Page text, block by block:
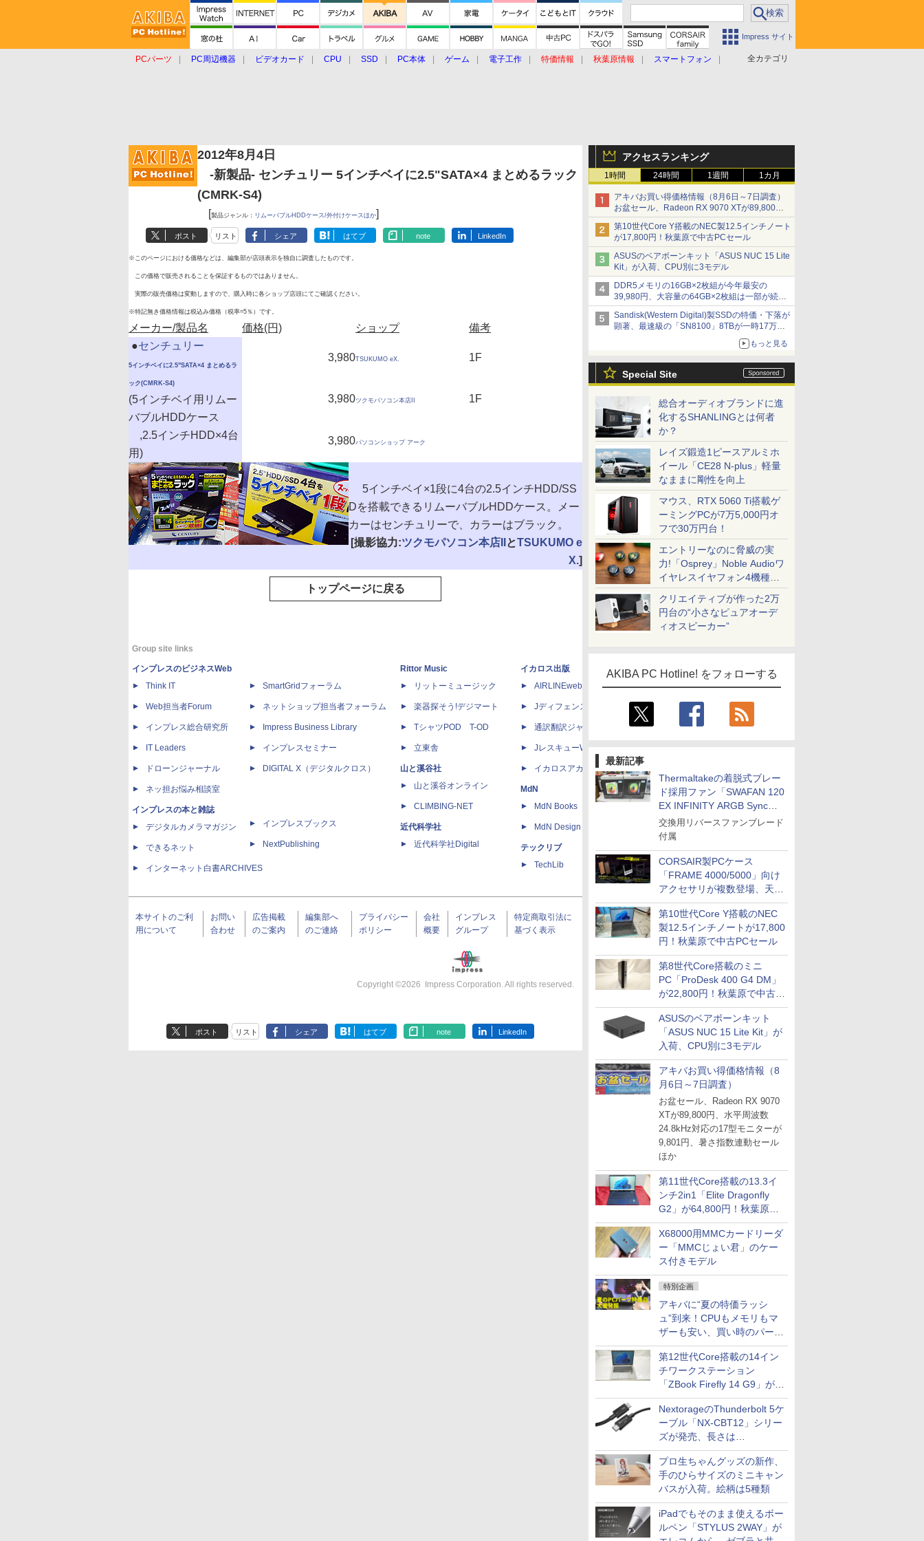
Impress サイト
全カテゴリ
PCパーツ PC周辺機器 ビデオカード CPU SSD PC本体 ゲーム 電子工作 特価情報 秋葉原情報
スマートフォン
アクセスランキング
1時間 24時間 1週間 1カ月
アキバお買い得価格情報（8月6日～7日調査）
お盆セール、Radeon RX 9070 XTが89,800
円、水平周波数24.8kHz対応の17型モニターが
9,801円、暑さ指数連動セール ほか
第10世代Core Y搭載のNEC製12.5インチノート
が17,800円！秋葉原で中古PCセール
ASUSのベアボーンキット「ASUS NUC 15 Lite
Kit」が入荷、CPU別に3モデル
DDR5メモリの16GB×2枚組が今年最安の
39,980円、大容量の64GB×2枚組は一部が続騰
[8月前半のメモリ価格]
Sandisk(Western Digital)製SSDの特価・下落が
顕著、最速級の「SN8100」8TBが一時17万円
もっと見る
Special Site
総合オーディオブランドに進
化するSHANLINGとは何者
か？
レイズ鍛造1ピースアルミホ
イール「CE28 N-plus」軽量
なままに剛性を向上
マウス、RTX 5060 Ti搭載ゲ
ーミングPCが7万5,000円オ
フで30万円台！
エントリーなのに脅威の実
力!「Osprey」Noble Audioワ
イヤレスイヤフォン4機種を
一気に聴く
クリエイティブが作った2万
円台の“小さなピュアオーデ
ィオスピーカー”
AKIBA PC Hotline! をフォローする
最新記事
Thermaltakeの着脱式ブレー
ド採用ファン「SWAFAN 120
EX INFINITY ARGB Sync」
に単品パッケージ
交換用リバースファンブレード
付属
CORSAIR製PCケース
「FRAME 4000/5000」向け
アクセサリが複数登場、天然
木製パネルや背面コネクタ対
応トレイなど
第10世代Core Y搭載のNEC
製12.5インチノートが17,800
円！秋葉原で中古PCセール
第8世代Core搭載のミニ
PC「ProDesk 400 G4 DM」
が22,800円！秋葉原で中古
PCセール
ASUSのベアボーンキット
「ASUS NUC 15 Lite Kit」が
入荷、CPU別に3モデル
アキバお買い得価格情報（8
月6日～7日調査）
お盆セール、Radeon RX 9070
XTが89,800円、水平周波数
24.8kHz対応の17型モニターが
9,801円、暑さ指数連動セール
ほか
第11世代Core搭載の13.3イ
ンチ2in1「Elite Dragonfly
G2」が64,800円！秋葉原で
中古PCセール
X68000用MMCカードリーダ
ー「MMCじょい君」のケー
ス付きモデル
特別企画
アキバに“夏の特価ラッシ
ュ”到来！CPUもメモリもマ
ザーも安い、買い時のパーツ
は？【8月7日(金)22時配信】
第12世代Core搭載の14イン
チワークステーション
「ZBook Firefly 14 G9」が
79,800円！秋葉原で中古PC
セール
NextorageのThunderbolt 5ケ
ーブル「NX-CBT12」シリー
ズが発売、長さは
30cm/50cm/1mの3種類
プロ生ちゃんグッズの新作、
手のひらサイズのミニキャン
バスが入荷。絵柄は5種類
iPadでもそのまま使えるボー
ルペン「STYLUS 2WAY」が
2012年8月4日
-新製品- センチュリー 5インチベイに2.5"SATA×4 まとめるラック
(CMRK-S4)
[製品ジャンル： リムーバブルHDDケース/外付けケースほか]
ポスト リスト シェア はてブ note LinkedIn
※このページにおける価格などは、編集部が店頭表示を独自に調査したものです。
この価格で販売されることを保証するものではありません。
実際の販売価格は変動しますので、購入時に各ショップ店頭にてご確認ください。
※特記無き価格情報は税込み価格（税率=5％）です。
メーカー/製品名 価格(円) ショップ
備考
●センチュリー
5インチベイに2.5"SATA×4 まとめるラ
ック(CMRK-S4)
(5インチベイ用リムー
バブルHDDケース
,2.5インチHDD×4台
用)
3,980TSUKUMO eX. 1F
3,980ツクモパソコン本店II 1F
3,980パソコンショップ アーク
5インチベイ×1段に4台の2.5インチHDD/SS
Dを搭載できるリムーバブルHDDケース。メー
カーはセンチュリーで、カラーはブラック。
[撮影協力:ツクモパソコン本店II とTSUKUMO e
X.]
トップページに戻る
Group site links
インプレスのビジネスWeb
Think IT
Web担当者Forum
インプレス総合研究所
IT Leaders
ドローンジャーナル
ネッ担お悩み相談室
インプレスの本と雑誌
デジタルカメラマガジン
できるネット
インターネット白書ARCHIVES
SmartGridフォーラム
ネットショップ担当者フォーラム
Impress Business Library
インプレスセミナー
DIGITAL X（デジタルクロス）
インプレスブックス
NextPublishing
Rittor Music
リットーミュージック
楽器探そう!デジマート
TシャツPOD T-OD
立東舎
山と溪谷社
山と溪谷オンライン
CLIMBING-NET
近代科学社
近代科学社Digital
イカロス出版
AIRLINEweb
Jディフェンスニュース
通訳翻訳ジャーナル
JレスキューWeb
イカロスアカデミー
MdN
MdN Books
MdN Design Interactive
テックリブ
TechLib
ICE
天海社
Comic curea
impress QuickBooks
IPGネットワーク
TシャツPOD pTa.shop
カスタム写真集POD fabli
tion
本サイトのご利
用について
お問い
合わせ
広告掲載
のご案内
編集部へ
のご連絡
プライバシー
ポリシー
会社
概要
インプレス
グループ
特定商取引法に
基づく表示
Copyright ©2026 Impress Corporation. All rights reserved.
ポスト リスト シェア はてブ note LinkedIn